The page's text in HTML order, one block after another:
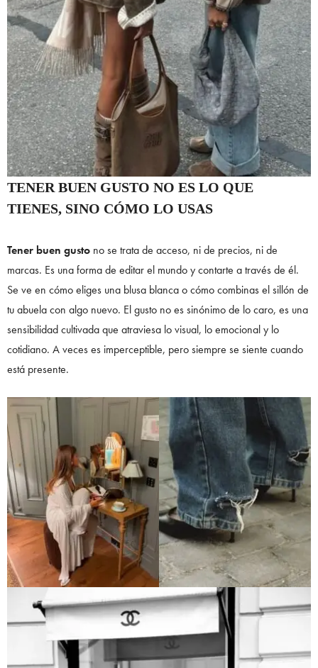
TENER BUEN GUSTO NO ES LO QUE
TIENES, SINO CÓMO LO USAS
Tener buen gusto no se trata de acceso, ni de precios, ni de
marcas. Es una forma de editar el mundo y contarte a través de él.
Se ve en cómo eliges una blusa blanca o cómo combinas el sillón de
tu abuela con algo nuevo. El gusto no es sinónimo de lo caro, es una
sensibilidad cultivada que atraviesa lo visual, lo emocional y lo
cotidiano. A veces es imperceptible, pero siempre se siente cuando
está presente.